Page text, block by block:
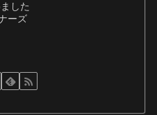
した
ーズ